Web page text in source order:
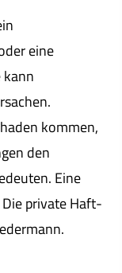
eine
kommen,
den
Eine
Die private Haft­